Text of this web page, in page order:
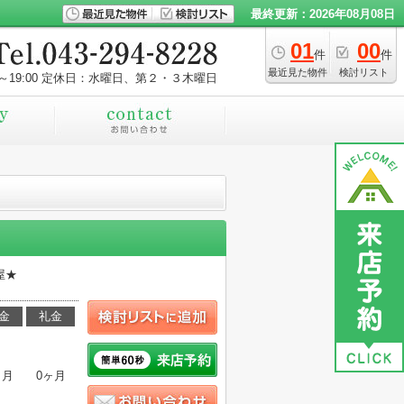
最終更新：2026年08月08日
01件
最近見た物件
00件
検討リスト
19:00 定休日：水曜日、第２・３木曜日
★
礼金
0ヶ月